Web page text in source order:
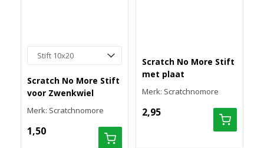
Scratch No More Stift
voor Zwenkwiel
Merk: Scratchnomore
1,50
Scratch No More Stift
met plaat
Merk: Scratchnomore
2,95